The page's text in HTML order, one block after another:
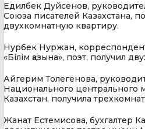
Едилбек Дуйсенов,
Союза писателей Казахстана,
двухкомнатную квартиру.
Нурбек Нуржан,
«Білім қазына», поэт, получил
Айгерим Толегенова,
Национального центрального
Казахстан, получила
Жанат Естемисова, бухгалтер